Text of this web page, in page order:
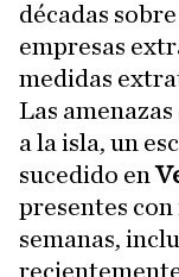
décadas
empresas
medidas
Las
a la isla, un
sucedido en
presentes
semanas,